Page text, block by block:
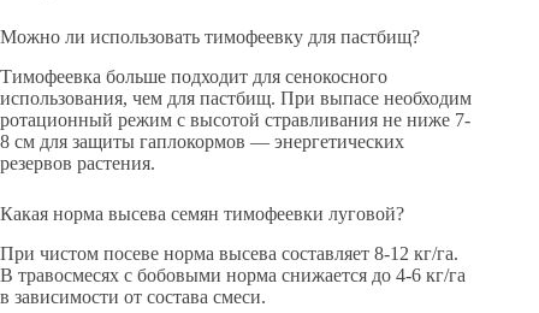
Можно ли использовать тимофеевку для пастбищ?
Тимофеевка больше подходит для сенокосного
использования, чем для пастбищ. При выпасе необходим
ротационный режим с высотой стравливания не ниже 7-
8 см для защиты гаплокормов — энергетических
резервов растения.
Какая норма высева семян тимофеевки луговой?
При чистом посеве норма высева составляет 8-12 кг/га.
В травосмесях с бобовыми норма снижается до 4-6 кг/га
в зависимости от состава смеси.